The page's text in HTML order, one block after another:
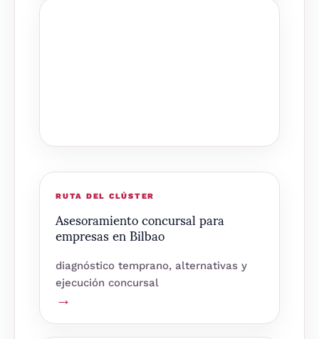
RUTA DEL CLÚSTER
Asesoramiento concursal para
empresas en Bilbao
diagnóstico temprano, alternativas y
ejecución concursal
→